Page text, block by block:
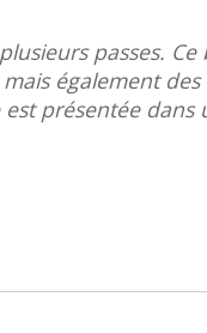
passes.
également
présentée dans